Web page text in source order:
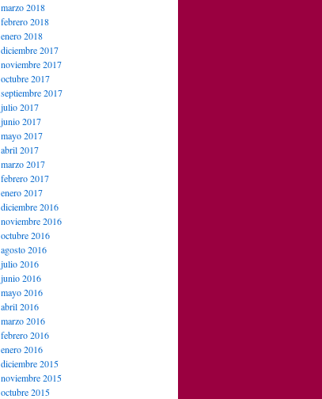
marzo 2018
febrero 2018
enero 2018
diciembre 2017
noviembre 2017
octubre 2017
septiembre 2017
julio 2017
junio 2017
mayo 2017
abril 2017
marzo 2017
febrero 2017
enero 2017
diciembre 2016
noviembre 2016
octubre 2016
agosto 2016
julio 2016
junio 2016
mayo 2016
abril 2016
marzo 2016
febrero 2016
enero 2016
diciembre 2015
noviembre 2015
octubre 2015